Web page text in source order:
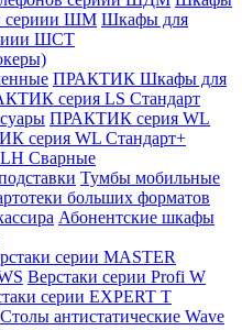
сериии ШМ Шкафы для
ШСТ
ПРАКТИК Шкафы для
cерия LS Стандарт
ПРАКТИК серия WL
серия WL Стандарт+
Сварные
Тумбы мобильные
больших форматов
Абонентские шкафы
серии MASTER
Верстаки серии Profi W
серии EXPERT T
Столы антистатические Wave